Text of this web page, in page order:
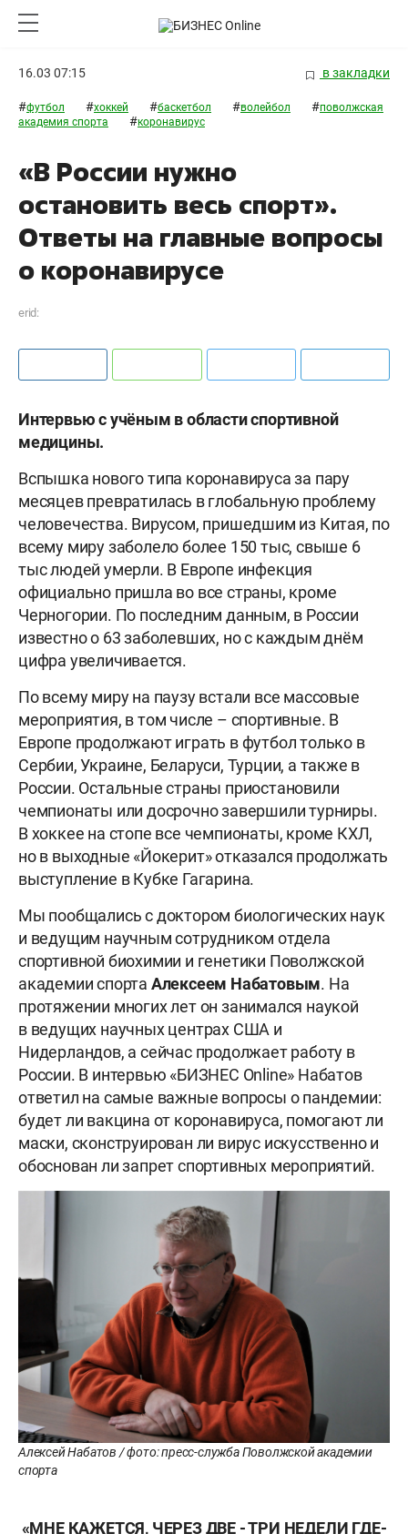
16.03 07:15 в закладки
#футбол #хоккей #баскетбол #волейбол #поволжская
академия спорта
#коронавирус
«В России нужно
остановить весь спорт».
Ответы на главные вопросы
о коронавирусе
erid:
Интервью с учёным в области спортивной
медицины.
Вспышка нового типа коронавируса за пару
месяцев превратилась в глобальную проблему
человечества. Вирусом, пришедшим из Китая, по
всему миру заболело более 150 тыс, свыше 6
тыс людей умерли. В Европе инфекция
официально пришла во все страны, кроме
Черногории. По последним данным, в России
известно о 63 заболевших, но с каждым днём
цифра увеличивается.
По всему миру на паузу встали все массовые
мероприятия, в том числе – спортивные. В
Европе продолжают играть в футбол только в
Сербии, Украине, Беларуси, Турции, а также в
России. Остальные страны приостановили
чемпионаты или досрочно завершили турниры.
В хоккее на стопе все чемпионаты, кроме КХЛ,
но в выходные «Йокерит» отказался продолжать
выступление в Кубке Гагарина.
Мы пообщались с доктором биологических наук
и ведущим научным сотрудником отдела
спортивной биохимии и генетики Поволжской
академии спорта Алексеем Набатовым. На
протяжении многих лет он занимался наукой
в ведущих научных центрах США и
Нидерландов, а сейчас продолжает работу в
России. В интервью «БИЗНЕС Online» Набатов
ответил на самые важные вопросы о пандемии:
будет ли вакцина от коронавируса, помогают ли
маски, сконструирован ли вирус искусственно и
обоснован ли запрет спортивных мероприятий.
Алексей Набатов / фото: пресс-служба Поволжской академии
спорта
«МНЕ КАЖЕТСЯ, ЧЕРЕЗ ДВЕ - ТРИ НЕДЕЛИ ГДЕ-